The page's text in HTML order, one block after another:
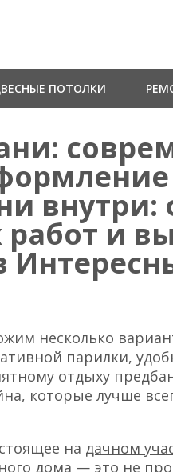
ПОТОЛКИ
внутри:
и
несколько
парилки,
отдыху
которые лучше
на дачном
дома — это не